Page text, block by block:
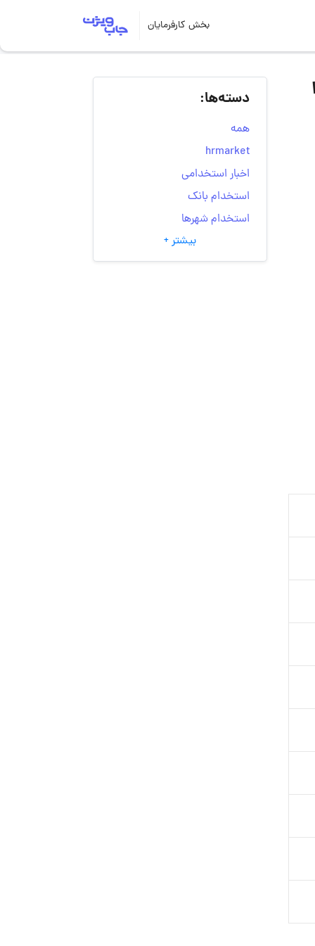
بخش کارفرمایان
| ۱۷ دسته‌ها:
همه
hrmarket
اخبار استخدامی
استخدام بانک
استخدام شهرها
انتخاب مسیر شغلی
به‌روزرسانی‌های سایت
بیشتر +